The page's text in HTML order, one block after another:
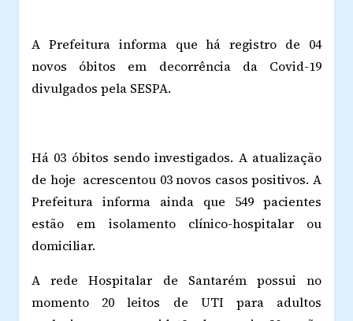
A Prefeitura informa que há registro de 04
novos óbitos em decorrência da Covid-19
divulgados pela SESPA.
Há 03 óbitos sendo investigados. A atualização
de hoje acrescentou 03 novos casos positivos. A
Prefeitura informa ainda que 549 pacientes
estão em isolamento clínico-hospitalar ou
domiciliar.
A rede Hospitalar de Santarém possui no
momento 20 leitos de UTI para adultos